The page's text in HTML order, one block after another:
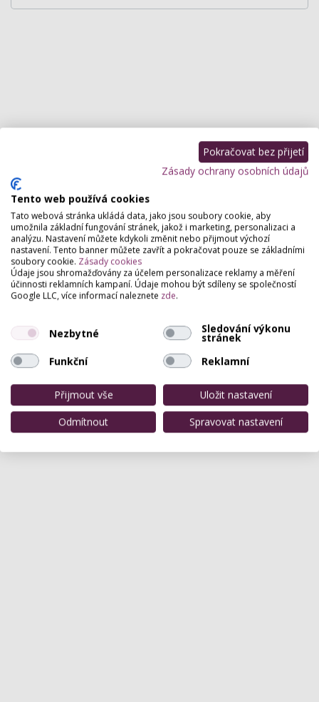
Pokračovat bez přijetí
Zásady ochrany osobních údajů
Tento web používá cookies
Tato webová stránka ukládá data, jako jsou soubory cookie, aby
umožnila základní fungování stránek, jakož i marketing, personalizaci a
analýzu. Nastavení můžete kdykoli změnit nebo přijmout výchozí
nastavení. Tento banner můžete zavřít a pokračovat pouze se základními
soubory cookie. Zásady cookies
Údaje jsou shromažďovány za účelem personalizace reklamy a měření
účinnosti reklamních kampaní. Údaje mohou být sdíleny se společností
Google LLC, více informací naleznete zde.
Nezbytné Sledování výkonu
stránek
Funkční
Reklamní
Přijmout vše
Uložit nastavení
Odmítnout
Spravovat nastavení